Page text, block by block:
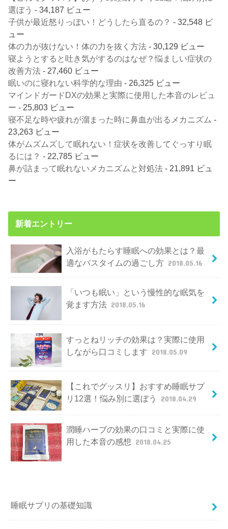
選ぼう - 34,187 ビュー
子供が最近怒りっぽい！どうしたら直るの？ - 32,548 ビ
ュー
体の力が抜けない！体の力を抜く方法 - 30,129 ビュー
寝ようとすると吐き気がするのはなぜ？悩ましい症状の
改善方法 - 27,460 ビュー
眠いのに寝れない科学的な理由 - 26,325 ビュー
マインドガードDXの効果と実際に使用した本音のレビュ
ー - 25,803 ビュー
寝不足な時や疲れが溜まった時に鼻血が出るメカニズム -
23,263 ビュー
体がムズムズして眠れない！症状を改善してぐっすり眠
るには？ - 22,785 ビュー
鼻が詰まって眠れないメカニズムと対処法 - 21,891 ビュ
ー
新着エントリー
入浴がもたらす睡眠への効果とは？最
適なバスタイムの過ごし方 2018.05.16
「いつも眠い」という慢性的な眠気を
覚ます方法 2018.05.16
すっとねリッチの効果は？実際に使用
しながら口コミします 2018.05.09
【これでグッスリ】おすすめ睡眠サプ
リ12選！悩み別に選ぼう
2018.04.29
潤睡ハーブの効果の口コミと実際に使
用した本音の感想 2018.04.25
睡眠サプリの基礎知識